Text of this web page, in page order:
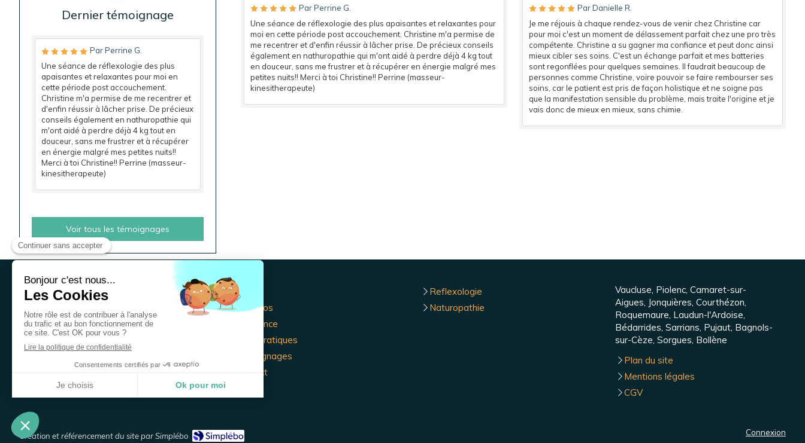
Par Perrine G.
Une séance de réflexologie des plus apaisantes et relaxantes pour
moi en cette période post accouchement. Christine m'a permise de
me recentrer et d'enfin réussir à lâcher prise. De précieux conseils
également en nathuropathie qui m'ont aidé à perdre déjà 4 kg tout
en douceur, sans me frustrer et à récupérer en énergie malgré mes
petites nuits!! Merci à toi Christine!! Perrine (masseur-
kinesitherapeute)
Par Danielle R.
Je me réjouis à chaque rendez-vous de venir chez Christine car
pour moi c'est un moment de délassement parfait chez une pro très
compétente. Christine a su gagner ma confiance et peut donc ainsi
mieux cibler ses soins. C'est un échange parfait et mes batteries
sont regonflées pour quelques semaines. Il faudrait beaucoup de
personnes comme Christine, voire pouvoir se faire rembourser ses
soins, car le patient est pris de façon holistique et ne soigne pas
que la manifestation sensible du problème, mais traite l'origine et je
vais donc de mieux en mieux, sans chimie.
Dernier témoignage
Par Perrine G.
Une séance de réflexologie des plus
apaisantes et relaxantes pour moi en
cette période post accouchement.
Christine m'a permise de me recentrer et
d'enfin réussir à lâcher prise. De précieux
conseils également en nathuropathie qui
m'ont aidé à perdre déjà 4 kg tout en
douceur, sans me frustrer et à récupérer
en énergie malgré mes petites nuits!!
Merci à toi Christine!! Perrine (masseur-
kinesitherapeute)
Voir tous les témoignages
Christine GEHIN
Réflexologie et Naturopathie
Afficher le téléphone
Accueil
A propos
La séance
Infos pratiques
Témoignages
Contact
Reflexologie
Naturopathie
Vaucluse, Piolenc, Camaret-sur-
Aigues, Jonquières, Courthézon,
Roquemaure, Laudun-l'Ardoise,
Bédarrides, Sarrians, Pujaut, Bagnols-
sur-Cèze, Sorgues, Bollène
Plan du site
Mentions légales
CGV
Création et référencement du site par Simplébo Connexion